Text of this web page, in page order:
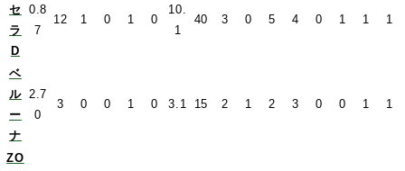
セ
ラ
D
0.8
7
12 1 0 1 0
10.
1
40 3 0 5 4 0 1 1 1
ベ
ル
ー
ナ
2.7
0
3 0 0 1 0 3.1 15 2 1 2 3 0 0 1 1
ZO